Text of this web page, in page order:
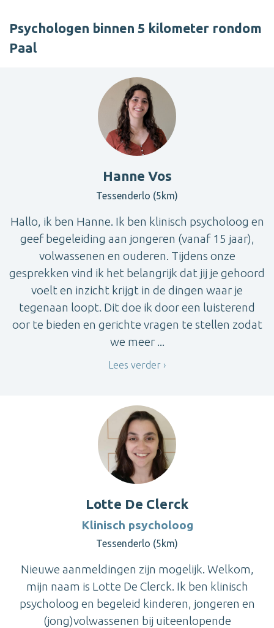
Psychologen binnen 5 kilometer rondom
Paal
Hanne Vos
Tessenderlo (5km)
Hallo, ik ben Hanne. Ik ben klinisch psycholoog en
geef begeleiding aan jongeren (vanaf 15 jaar),
volwassenen en ouderen. Tijdens onze
gesprekken vind ik het belangrijk dat jij je gehoord
voelt en inzicht krijgt in de dingen waar je
tegenaan loopt. Dit doe ik door een luisterend
oor te bieden en gerichte vragen te stellen zodat
we meer ...
Lees verder
Lotte De Clerck
Klinisch psycholoog
Tessenderlo (5km)
Nieuwe aanmeldingen zijn mogelijk. Welkom,
mijn naam is Lotte De Clerck. Ik ben klinisch
psycholoog en begeleid kinderen, jongeren en
(jong)volwassenen bij uiteenlopende